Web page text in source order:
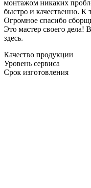
монтажом никаких
быстро и качественно. К
Огромное спасибо
Это мастер своего дела!
здесь.
Качество продукции
Уровень сервиса
Срок изготовления